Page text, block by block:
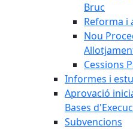
Bruc
Reforma i
Nou
Cessions
Informes i
Aprovació
Bases
Subvencions